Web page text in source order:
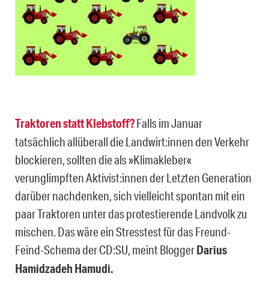
Traktoren statt Klebstoff?Falls im Januar
tatsächlich allüberall die Landwirt:innen den Verkehr
blockieren, sollten die als »Klimakleber«
verunglimpften Aktivist:innen der Letzten Generation
darüber nachdenken, sich vielleicht spontan mit ein
paar Traktoren unter das protestierende Landvolk zu
mischen. Das wäre ein Stresstest für das Freund-
Feind-Schema der CD:SU, meint BloggerDarius
Hamidzadeh Hamudi.